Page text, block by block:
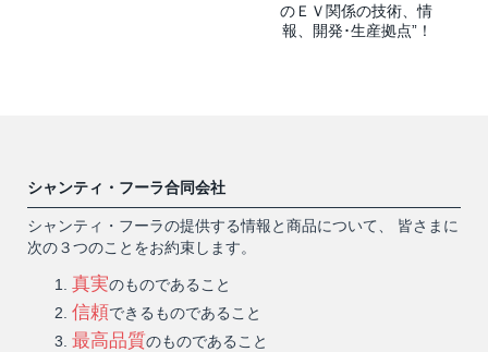
のＥＶ関係の技術、情
報、開発･生産拠点”！
シャンティ・フーラ合同会社
シャンティ・フーラの提供する情報と商品について、 皆さまに
次の３つのことをお約束します。
真実のものであること
信頼できるものであること
最高品質のものであること